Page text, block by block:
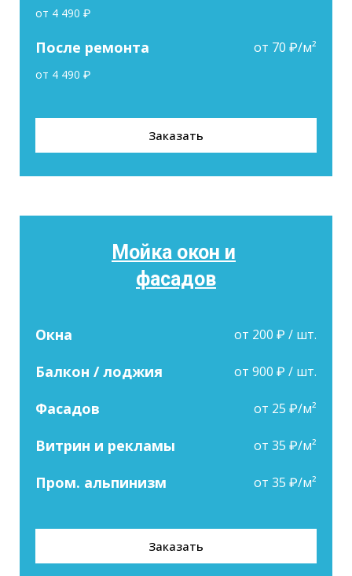
от 4 490 ₽
После ремонта от 70 ₽/м²
от 4 490 ₽
Заказать
Мойка окон и
фасадов
Окна от 200 ₽ / шт.
Балкон / лоджия от 900 ₽ / шт.
Фасадов от 25 ₽/м²
Витрин и рекламы от 35 ₽/м²
Пром. альпинизм от 35 ₽/м²
Заказать